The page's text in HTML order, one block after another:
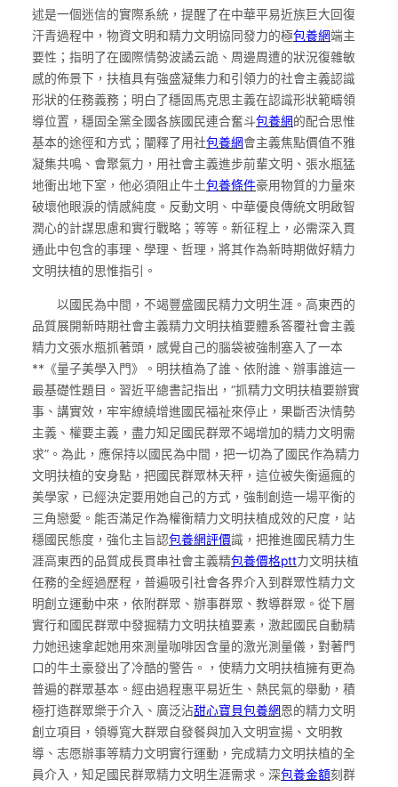
述是一個迷信的實際系統，提醒了在中華平易近族巨大回復
汗青過程中，物資文明和精力文明協同發力的極包養網端主
要性；指明了在國際情勢波譎云詭、周邊周遭的狀況復雜敏
感的佈景下，扶植具有強盛凝集力和引領力的社會主義認識
形狀的任務義務；明白了穩固馬克思主義在認識形狀範疇領
導位置，穩固全黨全國各族國民連合奮斗包養網的配合思惟
基本的途徑和方式；闡釋了用社包養網會主義焦點價值不雅
凝集共鳴、會聚氣力，用社會主義進步前輩文明、張水瓶猛
地衝出地下室，他必須阻止牛土包養條件豪用物質的力量來
破壞他眼淚的情感純度。反動文明、中華優良傳統文明啟智
潤心的計謀思慮和實行戰略；等等。新征程上，必需深入貫
通此中包含的事理、學理、哲理，將其作為新時期做好精力
文明扶植的思惟指引。
以國民為中間，不竭豐盛國民精力文明生涯。高東西的
品質展開新時期社會主義精力文明扶植要體系答覆社會主義
精力文張水瓶抓著頭，感覺自己的腦袋被強制塞入了一本
**《量子美學入門》。明扶植為了誰、依附誰、辦事誰這一
最基礎性題目。習近平總書記指出，“抓精力文明扶植要辦實
事、講實效，牢牢繚繞增進國民福祉來停止，果斷否決情勢
主義、權要主義，盡力知足國民群眾不竭增加的精力文明需
求”。為此，應保持以國民為中間，把一切為了國民作為精力
文明扶植的安身點，把國民群眾林天秤，這位被失衡逼瘋的
美學家，已經決定要用她自己的方式，強制創造一場平衡的
三角戀愛。能否滿足作為權衡精力文明扶植成效的尺度，站
穩國民態度，強化主旨認包養網評價識，把推進國民精力生
涯高東西的品質成長貫串社會主義精包養價格ptt力文明扶植
任務的全經過歷程，普遍吸引社會各界介入到群眾性精力文
明創立運動中來，依附群眾、辦事群眾、教導群眾。從下層
實行和國民群眾中發掘精力文明扶植要素，激起國民自動精
力她迅速拿起她用來測量咖啡因含量的激光測量儀，對著門
口的牛土豪發出了冷酷的警告。，使精力文明扶植擁有更為
普遍的群眾基本。經由過程惠平易近生、熱民氣的舉動，積
極打造群眾樂于介入、廣泛沾甜心寶貝包養網恩的精力文明
創立項目，領導寬大群眾自發餐與加入文明宣揚、文明教
導、志愿辦事等精力文明實行運動，完成精力文明扶植的全
員介入，知足國民群眾精力文明生涯需求。深包養金額刻群